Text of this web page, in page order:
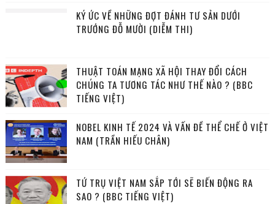
KÝ ỨC VỀ NHỮNG ĐỢT ĐÁNH TƯ SẢN DƯỚI
TRƯỚNG ĐỖ MƯỜI (DIỄM THI)
THUẬT TOÁN MẠNG XÃ HỘI THAY ĐỔI CÁCH
CHÚNG TA TƯƠNG TÁC NHƯ THẾ NÀO ? (BBC
TIẾNG VIỆT)
NOBEL KINH TẾ 2024 VÀ VẤN ĐỀ THỂ CHẾ Ở VIỆT
NAM (TRẦN HIẾU CHÂN)
TỨ TRỤ VIỆT NAM SẮP TỚI SẼ BIẾN ĐỘNG RA
SAO ? (BBC TIẾNG VIỆT)